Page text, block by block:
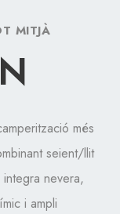
MITJÀ
més
seient/llit
nevera,
i ampli